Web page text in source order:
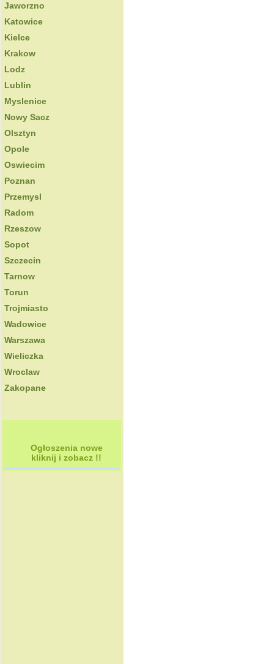
Jaworzno
Katowice
Kielce
Krakow
Lodz
Lublin
Myslenice
Nowy Sacz
Olsztyn
Opole
Oswiecim
Poznan
Przemysl
Radom
Rzeszow
Sopot
Szczecin
Tarnow
Torun
Trojmiasto
Wadowice
Warszawa
Wieliczka
Wroclaw
Zakopane
Ogłoszenia nowe
kliknij i zobacz !!